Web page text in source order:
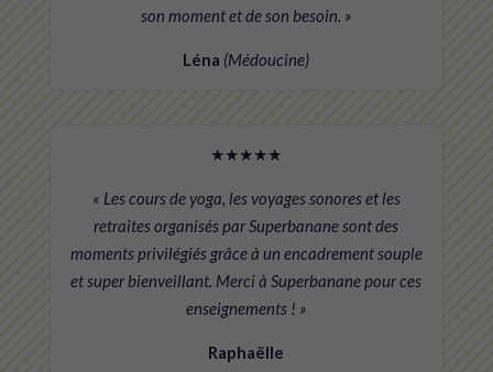
son moment et de son besoin. »
Léna (Médoucine)
★★★★★
« Les cours de yoga, les voyages sonores et les
retraites organisés par Superbanane sont des
moments privilégiés grâce à un encadrement souple
et super bienveillant. Merci à Superbanane pour ces
enseignements ! »
Raphaëlle